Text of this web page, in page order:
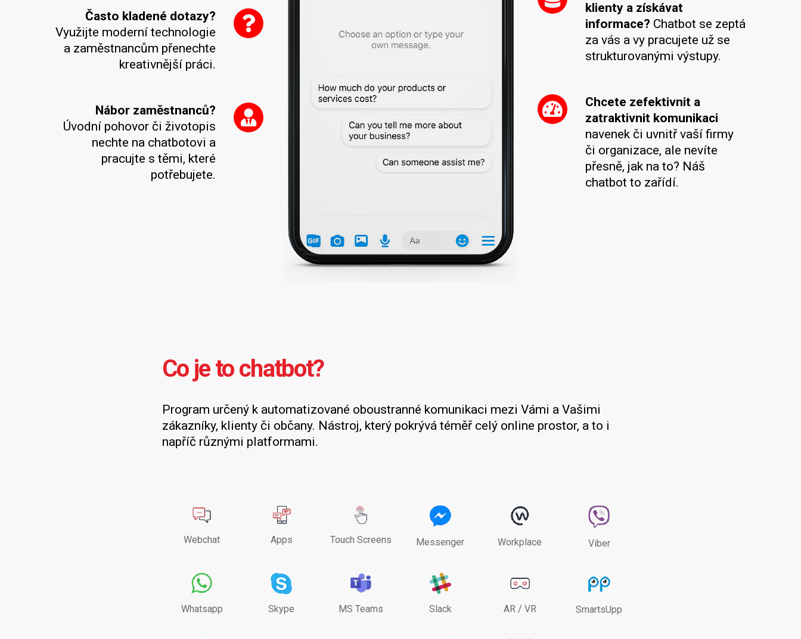
Často kladené dotazy?
Využijte moderní technologie
a zaměstnancům přenechte
kreativnější práci.
Nábor zaměstnanců?
Úvodní pohovor či životopis
nechte na chatbotovi a
pracujte s těmi, které
potřebujete.
klienty a získávat
informace? Chatbot se zeptá
za vás a vy pracujete už se
strukturovanými výstupy.
Chcete zefektivnit a
zatraktivnit komunikaci
navenek či uvnitř vaší firmy
či organizace, ale nevíte
přesně, jak na to? Náš
chatbot to zařídí.
Co je to chatbot?
Program určený k automatizované oboustranné komunikaci mezi Vámi a Vašimi
zákazníky, klienty či občany. Nástroj, který pokrývá téměř celý online prostor, a to i
napříč různými platformami.
Webchat Apps Touch Screens Messenger Workplace Viber
Whatsapp Skype MS Teams Slack AR / VR SmartsUpp